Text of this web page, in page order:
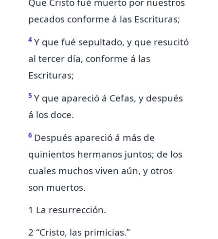
Que Cristo fué muerto por nuestros
pecados conforme á las Escrituras;
4 Y que fué sepultado, y que resucitó
al tercer día, conforme á las
Escrituras;
5 Y que apareció á Cefas, y después
á los doce.
6 Después apareció á más de
quinientos hermanos juntos; de los
cuales muchos viven aún, y otros
son muertos.
1 La resurrección.
2 “Cristo, las primicias.”